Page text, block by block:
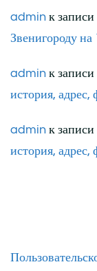
admin к записи
Звенигороду на
admin к записи
история, адрес,
admin к записи
история, адрес,